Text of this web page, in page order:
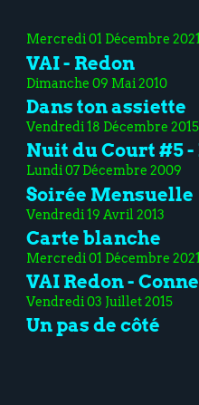
Mercredi 01 Décembre 2021
VAI - Redon
Dimanche 09 Mai 2010
Dans ton assiette
Vendredi 18 Décembre 2015
Nuit du Court #5
Lundi 07 Décembre 2009
Soirée Mensuelle
Vendredi 19 Avril 2013
Carte blanche
Mercredi 01 Décembre 2021
VAI Redon -
Vendredi 03 Juillet 2015
Un pas de côté